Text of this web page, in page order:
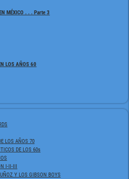
MÉXICO . . . Parte 3
LOS AÑOS 60
LOS AÑOS 70
DE LOS 60s
I-II-III
Y LOS GIBSON BOYS